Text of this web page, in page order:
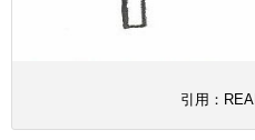
引用：